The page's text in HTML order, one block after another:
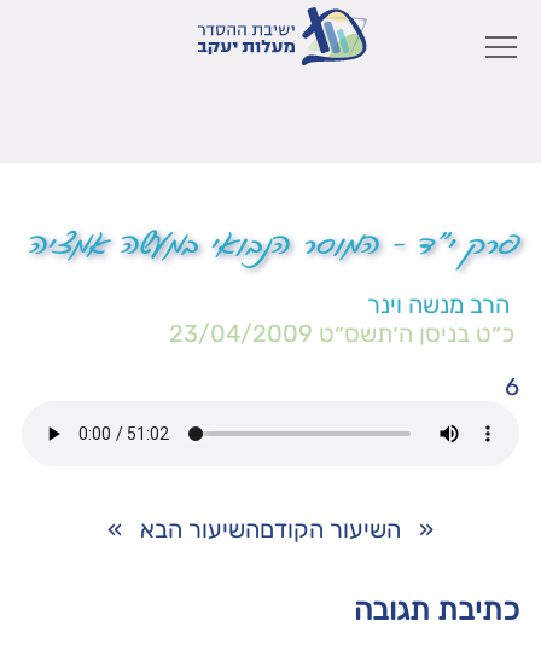
פרק י"ד – המוסר הנבואי במעשה אמציה
הרב מנשה וינר
כ״ט בניסן ה׳תשס״ט 23/04/2009
6
« השיעור הקודםהשיעור הבא »
כתיבת תגובה